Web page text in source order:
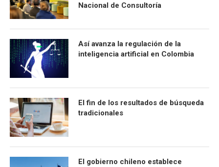
Nacional de Consultoría
Así avanza la regulación de la
inteligencia artificial en Colombia
El fin de los resultados de búsqueda
tradicionales
El gobierno chileno establece